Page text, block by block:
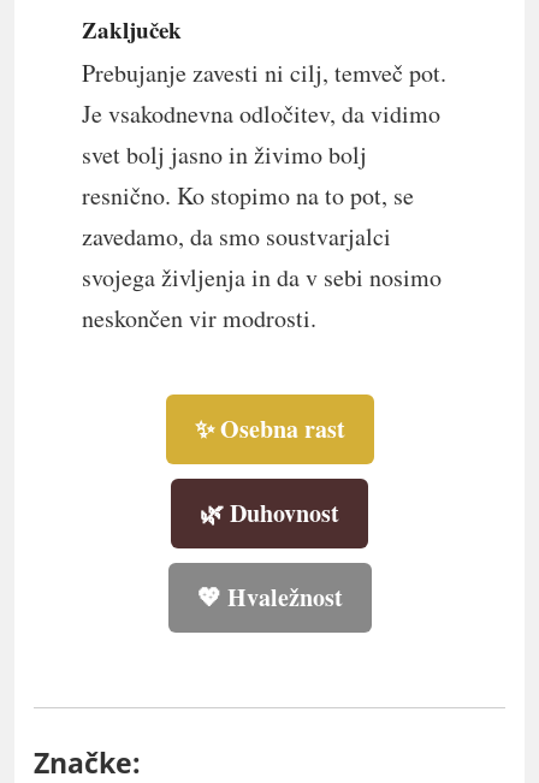
Zaključek
Prebujanje zavesti ni cilj, temveč pot.
Je vsakodnevna odločitev, da vidimo
svet bolj jasno in živimo bolj
resnično. Ko stopimo na to pot, se
zavedamo, da smo soustvarjalci
svojega življenja in da v sebi nosimo
neskončen vir modrosti.
✨ Osebna rast
🌿 Duhovnost
💖 Hvaležnost
Značke: